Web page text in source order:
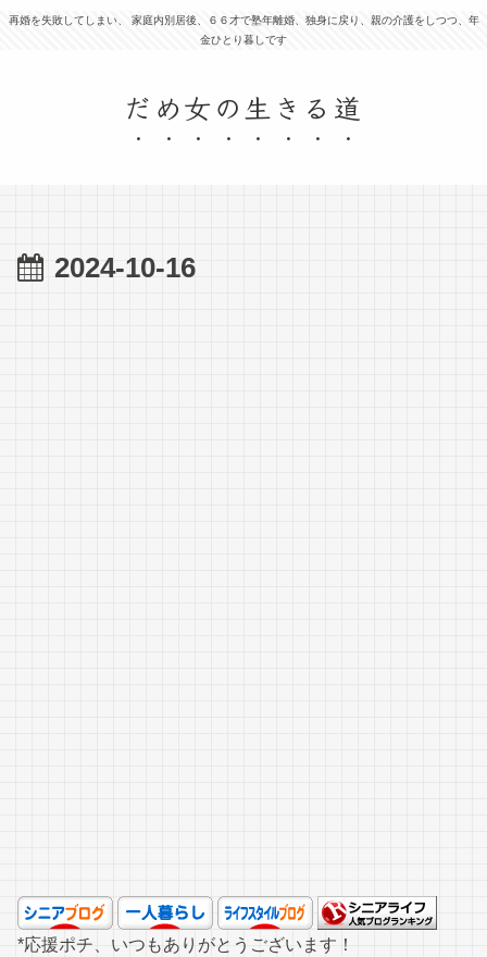
再婚を失敗してしまい、 家庭内別居後、６６才で塾年離婚、独身に戻り、親の介護をしつつ、年
金ひとり暮しです
だめ女の生きる道
2024-10-16
*応援ポチ、いつもありがとうございます！